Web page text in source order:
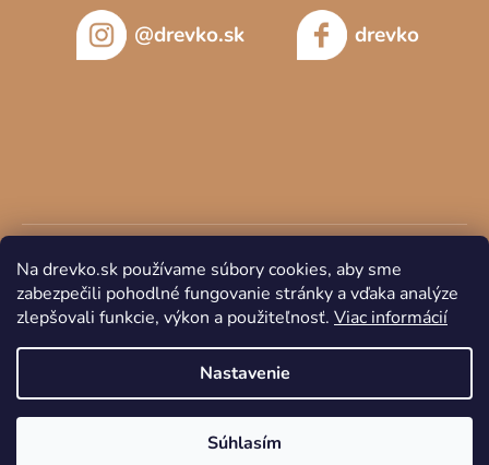
Na drevko.sk používame súbory cookies, aby sme
zabezpečili pohodlné fungovanie stránky a vďaka analýze
zlepšovali funkcie, výkon a použiteľnosť. Viac informácií
Nastavenie
Súhlasím
@drevko.sk drevko